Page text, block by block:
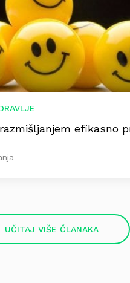
efikasno
UČITAJ VIŠE ČLANAKA